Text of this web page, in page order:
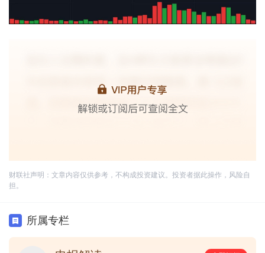
财联社声明：文章内容仅供参考，不构成投资建议。投资者据此操作，风险自
担。
所属专栏